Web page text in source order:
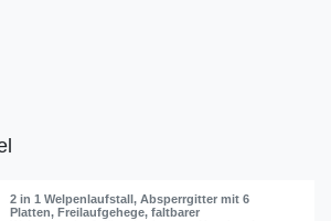
2 in 1 Welpenlaufstall, Absperrgitter mit 6
Platten, Freilaufgehege, faltbarer